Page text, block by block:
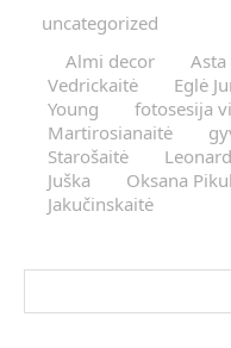
uncategorized
Almi decor
Vedrickaitė
Eglė
Young
fotosesija
Martirosianaitė
Starošaitė
Juška
Oksana Pikul
Jakučinskaitė